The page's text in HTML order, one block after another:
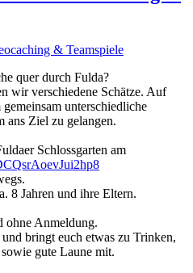
quer durch Fulda?
wir verschiedene Schätze. Auf
unterschiedliche
ans Ziel zu gelangen.
Schlossgarten am
8 Jahren und ihre Eltern.
ohne Anmeldung.
bringt euch etwas zu Trinken,
gute Laune mit.